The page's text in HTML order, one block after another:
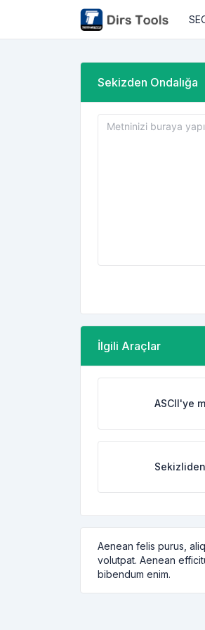
Sekizden Ondalığa
İlgili Araçlar
ASCII'ye
Aenean felis purus,
volutpat. Aenean
bibendum enim.